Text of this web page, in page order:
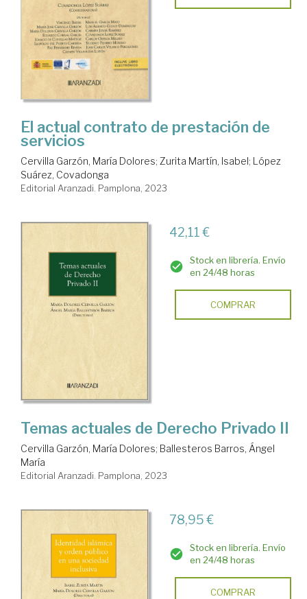
El actual contrato de prestación de
servicios
Cervilla Garzón, María Dolores; Zurita Martín, Isabel ; López
Suárez, Covadonga
Editorial Aranzadi. Pamplona, 2023
42,11 €
Stock en librería. Envío
en 24/48 horas
COMPRAR
Temas actuales de Derecho Privado II
Cervilla Garzón, María Dolores; Ballesteros Barros, Ángel
María
Editorial Aranzadi. Pamplona, 2023
78,95 €
Stock en librería. Envío
en 24/48 horas
COMPRAR